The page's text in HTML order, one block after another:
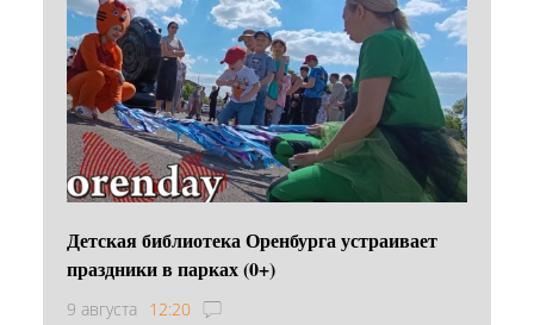
Детская библиотека Оренбурга устраивает
праздники в парках (0+)
9 августа 12:20